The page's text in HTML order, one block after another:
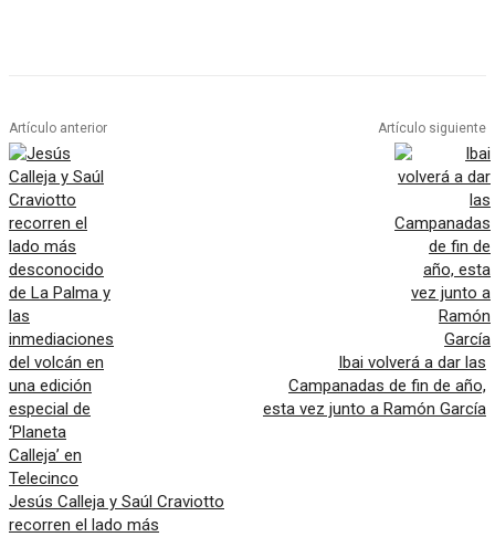
Artículo anterior
Jesús Calleja y Saúl Craviotto
recorren el lado más
Artículo siguiente
Ibai volverá a dar las
Campanadas de fin de año,
esta vez junto a Ramón García